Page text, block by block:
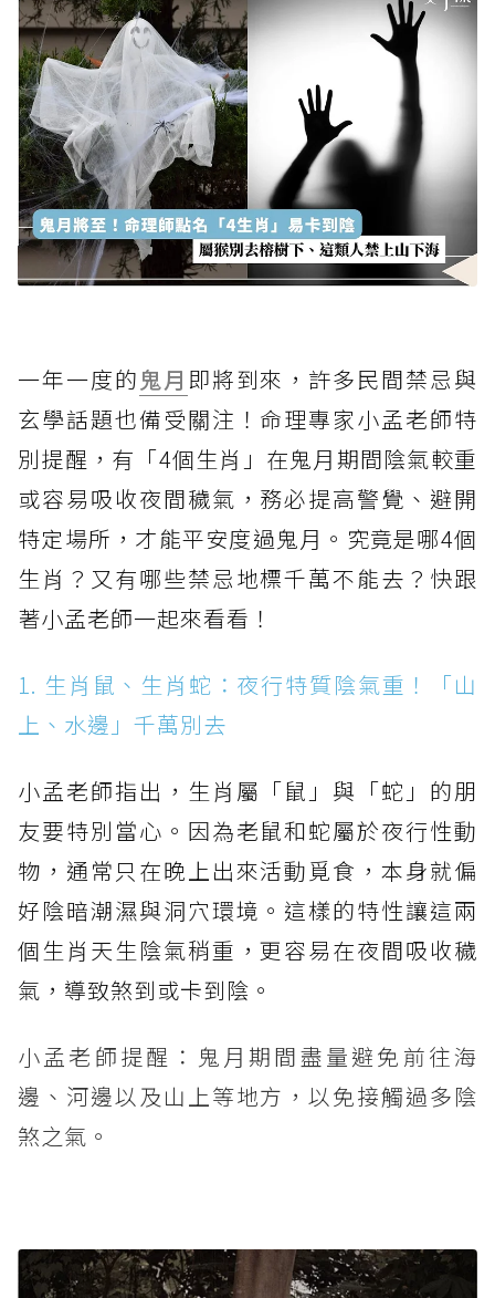
一年一度的 鬼月 即將到來，許多民間禁忌與
玄學話題也備受關注！命理專家小孟老師特
別提醒，有「4個生肖」在鬼月期間陰氣較重
或容易吸收夜間穢氣，務必提高警覺、避開
特定場所，才能平安度過鬼月。究竟是哪4個
生肖？又有哪些禁忌地標千萬不能去？快跟
著小孟老師一起來看看！
1. 生肖鼠、生肖蛇：夜行特質陰氣重！「山
上、水邊」千萬別去
小孟老師指出，生肖屬「鼠」與「蛇」的朋
友要特別當心。因為老鼠和蛇屬於夜行性動
物，通常只在晚上出來活動覓食，本身就偏
好陰暗潮濕與洞穴環境。這樣的特性讓這兩
個生肖天生陰氣稍重，更容易在夜間吸收穢
氣，導致煞到或卡到陰。
小孟老師提醒：鬼月期間盡量避免前往海
邊、河邊以及山上等地方，以免接觸過多陰
煞之氣。